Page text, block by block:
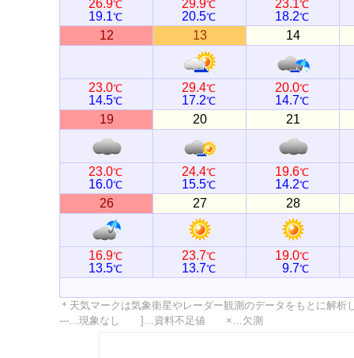
26.9℃
19.1℃
29.9℃
20.5℃
23.1℃
18.2℃
12 13 14
23.0℃
14.5℃
29.4℃
17.2℃
20.0℃
14.7℃
19 20 21
23.0℃
16.0℃
24.4℃
15.5℃
19.6℃
14.2℃
26 27 28
16.9℃
13.5℃
23.7℃
13.7℃
19.0℃
9.7℃
＊天気マークは気象衛星やレーダー観測のデータをもとに解
---…現象なし ]…資料不足値 ×…欠測